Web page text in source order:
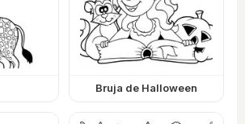
Bruja de Halloween